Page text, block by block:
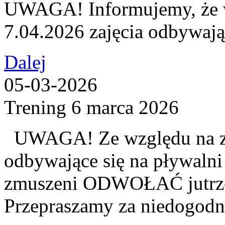
UWAGA! Informujemy, że
7.04.2026 zajęcia
Dalej
05-03-2026
Trening 6 marca 2026
UWAGA! Ze względu na
odbywające się na
zmuszeni ODWOŁAĆ
Przepraszamy za